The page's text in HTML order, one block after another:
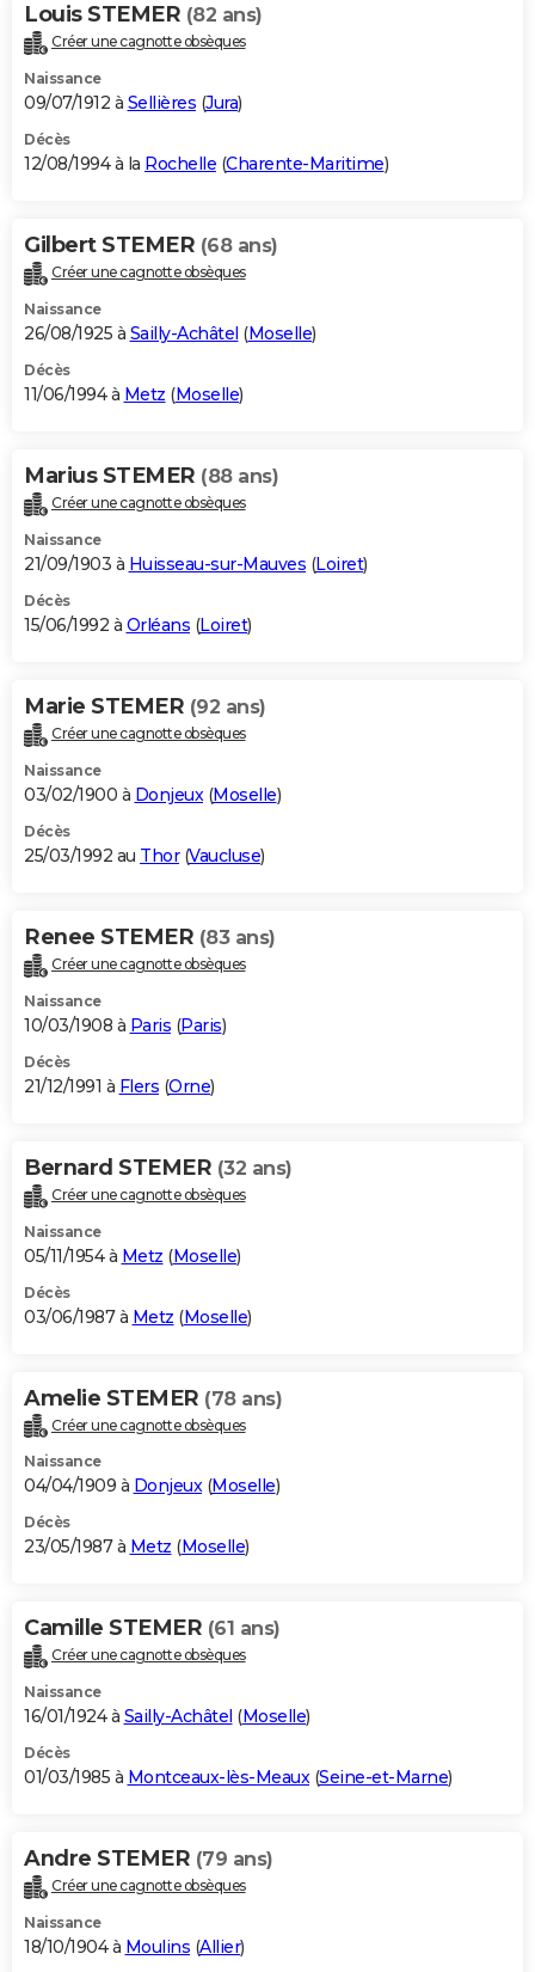
Louis STEMER (82 ans)
Créer une cagnotte obsèques
Naissance
09/07/1912 à Sellières (Jura)
Décès
12/08/1994 à la Rochelle (Charente-Maritime)
Gilbert STEMER (68 ans)
Créer une cagnotte obsèques
Naissance
26/08/1925 à Sailly-Achâtel (Moselle)
Décès
11/06/1994 à Metz (Moselle)
Marius STEMER (88 ans)
Créer une cagnotte obsèques
Naissance
21/09/1903 à Huisseau-sur-Mauves (Loiret)
Décès
15/06/1992 à Orléans (Loiret)
Marie STEMER (92 ans)
Créer une cagnotte obsèques
Naissance
03/02/1900 à Donjeux(Moselle)
Décès
25/03/1992 au Thor(Vaucluse)
Renee STEMER (83 ans)
Créer une cagnotte obsèques
Naissance
10/03/1908 à Paris (Paris)
Décès
21/12/1991 à Flers (Orne)
Bernard STEMER (32 ans)
Créer une cagnotte obsèques
Naissance
05/11/1954 à Metz (Moselle)
Décès
03/06/1987 à Metz (Moselle)
Amelie STEMER (78 ans)
Créer une cagnotte obsèques
Naissance
04/04/1909 à Donjeux(Moselle)
Décès
23/05/1987 à Metz (Moselle)
Camille STEMER (61 ans)
Créer une cagnotte obsèques
Naissance
16/01/1924 à Sailly-Achâtel (Moselle)
Décès
01/03/1985 à Montceaux-lès-Meaux(Seine-et-Marne)
Andre STEMER (79 ans)
Créer une cagnotte obsèques
Naissance
18/10/1904 à Moulins (Allier)